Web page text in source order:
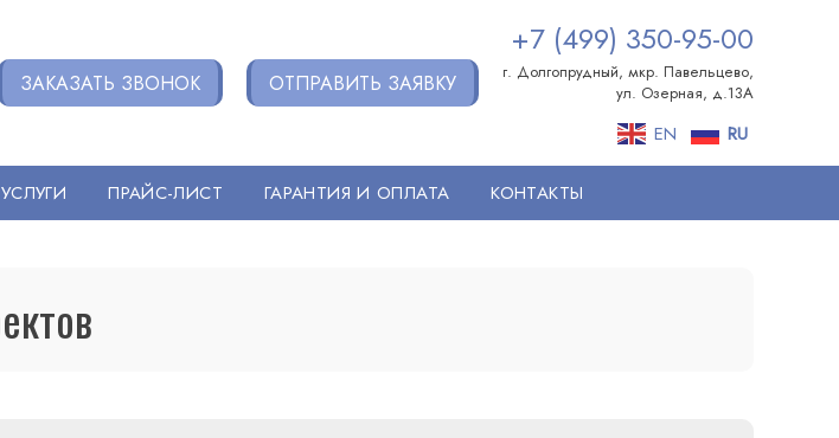
ЗАКАЗАТЬ ЗВОНОК ОТПРАВИТЬ ЗАЯВКУ
+7 (499) 350-95-00
г. Долгопрудный, мкр. Павельцево,
ул. Озерная, д.13А
EN RU
УСЛУГИ ПРАЙС-ЛИСТ ГАРАНТИЯ И ОПЛАТА КОНТАКТЫ